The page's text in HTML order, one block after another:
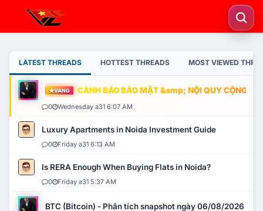
LATEST THREADS HOTTEST THREADS MOST VIEWED
VÀNG CẢNH BÁO BẢO MẬT &amp; NỘI QUY CỘNG
0 Wednesday a31 6:07 AM
Luxury Apartments in Noida Investment Guide
0 Friday a31 6:13 AM
Is RERA Enough When Buying Flats in Noida?
0 Friday a31 5:37 AM
BTC (Bitcoin) - Phân tích snapshot ngày 06/08/2026